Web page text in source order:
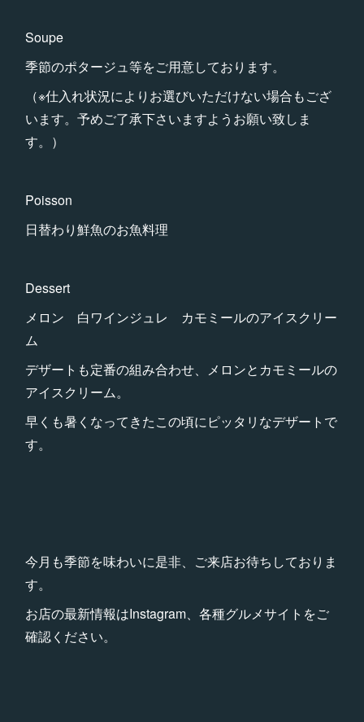
Soupe
季節のポタージュ等をご用意しております。
（※仕入れ状況によりお選びいただけない場合もござ
います。予めご了承下さいますようお願い致しま
す。）
Poisson
日替わり鮮魚のお魚料理
Dessert
メロン 白ワインジュレ カモミールのアイスクリー
ム
デザートも定番の組み合わせ、メロンとカモミールの
アイスクリーム。
早くも暑くなってきたこの頃にピッタリなデザートで
す。
今月も季節を味わいに是非、ご来店お待ちしておりま
す。
お店の最新情報はInstagram、各種グルメサイトをご
確認ください。